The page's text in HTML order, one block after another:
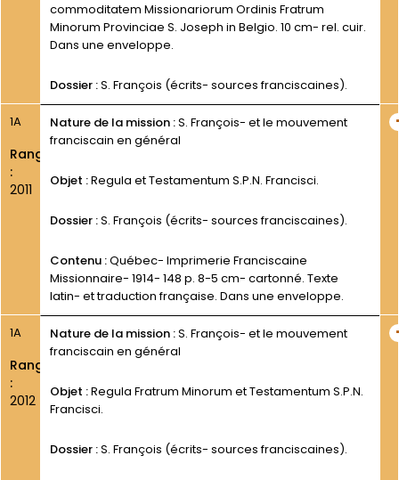
commoditatem Missionariorum Ordinis Fratrum
Minorum Provinciae S. Joseph in Belgio. 10 cm- rel. cuir.
Dans une enveloppe.
Dossier :S. François (écrits- sources franciscaines).
1A
Rang
:
2011
Nature de la mission :S. François- et le mouvement
franciscain en général
Objet :Regula et Testamentum S.P.N. Francisci.
Dossier :S. François (écrits- sources franciscaines).
Contenu :Québec- Imprimerie Franciscaine
Missionnaire- 1914- 148 p. 8-5 cm- cartonné. Texte
latin- et traduction française. Dans une enveloppe.
1A
Rang
:
2012
Nature de la mission :S. François- et le mouvement
franciscain en général
Objet :Regula Fratrum Minorum et Testamentum S.P.N.
Francisci.
Dossier :S. François (écrits- sources franciscaines).